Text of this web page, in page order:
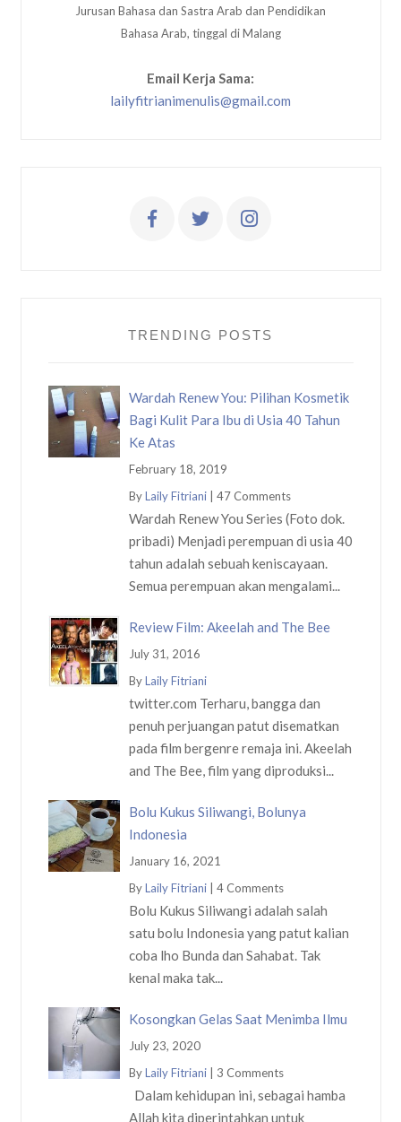
Jurusan Bahasa dan Sastra Arab dan Pendidikan
Bahasa Arab, tinggal di Malang
Email Kerja Sama:
lailyfitrianimenulis@gmail.com
TRENDING POSTS
Wardah Renew You: Pilihan Kosmetik
Bagi Kulit Para Ibu di Usia 40 Tahun
Ke Atas
February 18, 2019
ByLaily Fitriani| 47 Comments
Wardah Renew You Series (Foto dok.
pribadi) Menjadi perempuan di usia 40
tahun adalah sebuah keniscayaan.
Semua perempuan akan mengalami...
Review Film: Akeelah and The Bee
July 31, 2016
ByLaily Fitriani
twitter.com Terharu, bangga dan
penuh perjuangan patut disematkan
pada film bergenre remaja ini. Akeelah
and The Bee, film yang diproduksi...
Bolu Kukus Siliwangi, Bolunya
Indonesia
January 16, 2021
ByLaily Fitriani| 4 Comments
Bolu Kukus Siliwangi adalah salah
satu bolu Indonesia yang patut kalian
coba lho Bunda dan Sahabat. Tak
kenal maka tak...
Kosongkan Gelas Saat Menimba Ilmu
July 23, 2020
ByLaily Fitriani| 3 Comments
Dalam kehidupan ini, sebagai hamba
Allah kita diperintahkan untuk